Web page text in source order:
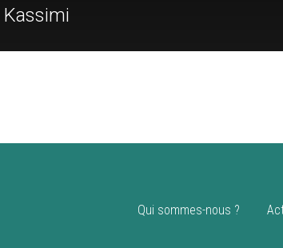
Qui sommes-nous ?